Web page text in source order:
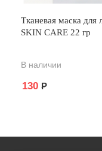
Тканевая маска
SKIN CARE 22 гр
В наличии
130 Р